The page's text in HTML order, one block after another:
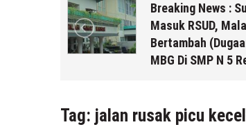
News : Sudah 10 Pasien
RSUD, Malam Ini Semakin
(Dugaan Keracunan
Tag: jalan rusak picu